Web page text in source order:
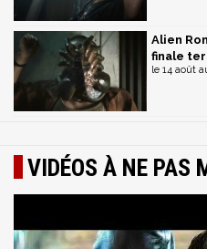
Alien
finale
le 14 août
VIDÉOS À NE PAS